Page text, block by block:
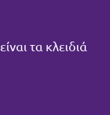
τα κλειδιά